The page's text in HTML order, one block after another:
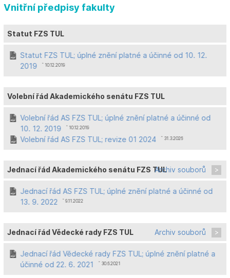
Vnitřní předpisy fakulty
Statut FZS TUL
Statut FZS TUL; úplné znění platné a účinné od 10. 12.
2019
ˆ 10.12.2019
Volební řád Akademického senátu FZS TUL
Volební řád AS FZS TUL; úplné znění platné a účinné od
10. 12. 2019
ˆ 10.12.2019
Volební řád AS FZS TUL; revize 01 2024 ˆ 31.3.2026
Jednací řád Akademického senátu FZS TULArchiv souborů
Jednací řád AS FZS TUL; úplné znění platné a účinné od
13. 9. 2022
ˆ 9.11.2022
Jednací řád Vědecké rady FZS TUL Archiv souborů
Jednací řád Vědecké rady FZS TUL; úplné znění platné a
účinné od 22. 6. 2021
ˆ 30.6.2021